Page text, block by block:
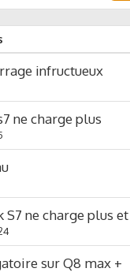
infructueux
ne charge plus
S7 ne charge plus
sur Q8 max +